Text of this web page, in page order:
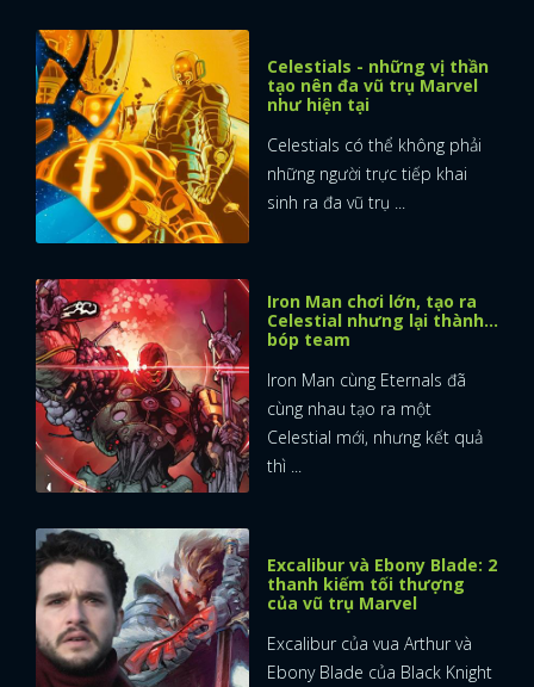
Celestials - những vị thần
tạo nên đa vũ trụ Marvel
như hiện tại
Celestials có thể không phải
những người trực tiếp khai
sinh ra đa vũ trụ ...
Iron Man chơi lớn, tạo ra
Celestial nhưng lại thành...
bóp team
Iron Man cùng Eternals đã
cùng nhau tạo ra một
Celestial mới, nhưng kết quả
thì ...
Excalibur và Ebony Blade: 2
thanh kiếm tối thượng
của vũ trụ Marvel
Excalibur của vua Arthur và
Ebony Blade của Black Knight